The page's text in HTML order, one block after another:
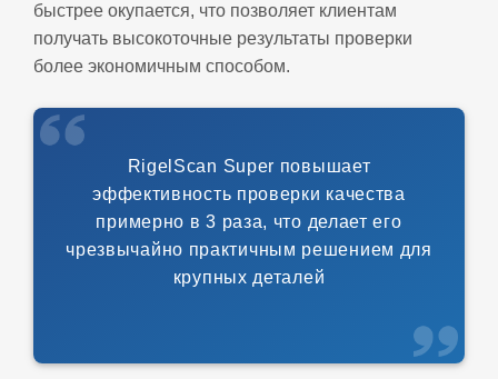
быстрее окупается, что позволяет клиентам
получать высокоточные результаты проверки
более экономичным способом.
RigelScan Super повышает
эффективность проверки качества
примерно в 3 раза, что делает его
чрезвычайно практичным решением для
крупных деталей